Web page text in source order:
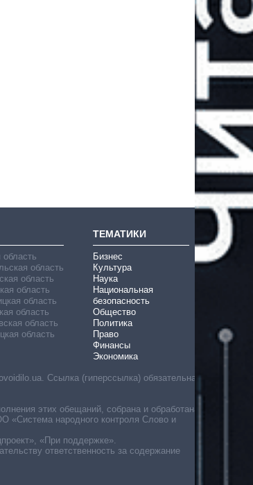
область
область
область
область
область
область
область
ТЕМАТИКИ
Бизнес
Культура
Наука
Национальная
безопасность
Общество
Политика
Право
Финансы
Экономика
Ссылка (гиперссылка) обязательна
этих обещаний, собрана и обработана
народного контроля Слово и
«При поддержке».
ответственность за содержание